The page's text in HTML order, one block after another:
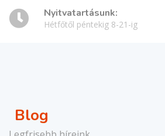
Nyitvatartásunk:
Hétfőtől péntekig 8-21-ig
Blog